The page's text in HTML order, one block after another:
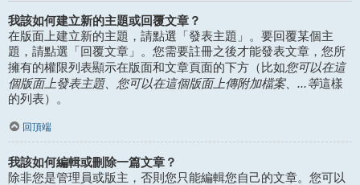
我該如何建立新的主題或回覆文章？
在版面上建立新的主題，請點選「發表主題」。要回覆某個主
題，請點選「回覆文章」。您需要註冊之後才能發表文章，您所
擁有的權限列表顯示在版面和文章頁面的下方（比如您可以在這
個版面上發表主題、您可以在這個版面上傳附加檔案、...等這樣
的列表）。
回頂端
我該如何編輯或刪除一篇文章？
除非您是管理員或版主，否則您只能編輯您自己的文章。您可以